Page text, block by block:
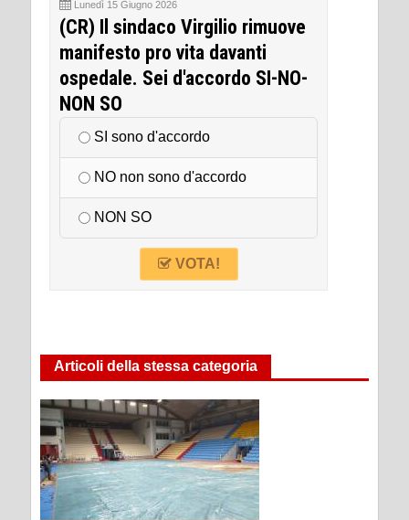
Lunedì 15 Giugno 2026
(CR) Il sindaco Virgilio rimuove
manifesto pro vita davanti
ospedale. Sei d'accordo SI-NO-
NON SO
SI sono d'accordo
NO non sono d'accordo
NON SO
VOTA!
Articoli della stessa categoria